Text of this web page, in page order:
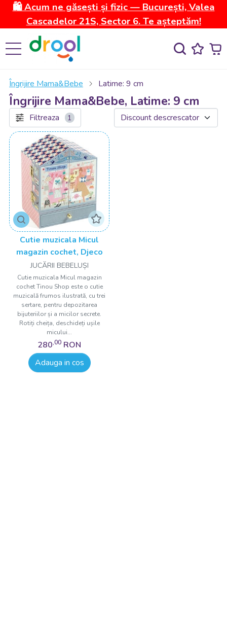
🛍️ Acum ne găsești și fizic — București, Valea
Cascadelor 21S, Sector 6. Te așteptăm!
Îngrijire Mama&Bebe Latime: 9 cm
Îngrijire Mama&Bebe, Latime: 9 cm
Filtreaza 1
Cutie muzicala Micul
magazin cochet, Djeco
JUCĂRII BEBELUȘI
Cutie muzicala Micul magazin
cochet Tinou Shop este o cutie
muzicală frumos ilustrată, cu trei
sertare, pentru depozitarea
bijuteriilor și a micilor secrete.
Rotiți cheița, deschideți ușile
micului...
280,00 RON
Adauga in cos